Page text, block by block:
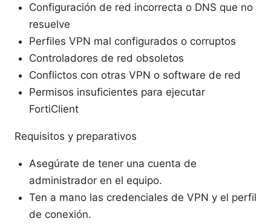
Configuración de red incorrecta o DNS que no
resuelve
Perfiles VPN mal configurados o corruptos
Controladores de red obsoletos
Conflictos con otras VPN o software de red
Permisos insuficientes para ejecutar
FortiClient
Requisitos y preparativos
Asegúrate de tener una cuenta de
administrador en el equipo.
Ten a mano las credenciales de VPN y el perfil
de conexión.